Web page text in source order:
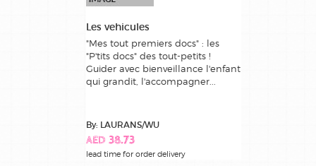
Les vehicules
"Mes tout premiers docs" : les
"P'tits docs" des tout-petits !
Guider avec bienveillance l'enfant
qui grandit, l'accompagner...
By: LAURANS/WU
AED 38.73
lead time for order delivery